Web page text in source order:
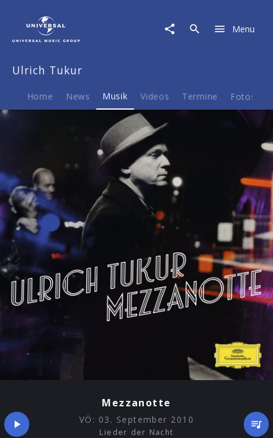
Musik
Mezzanotte
Menu
Ulrich Tukur
Home News Musik Videos Termine Fotos
Mezzanotte
VÖ: 03. September 2010
Lieder der Nacht